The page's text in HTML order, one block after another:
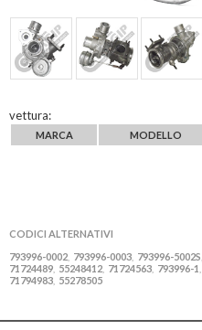
vettura:
MARCA MODELLO
CODICI ALTERNATIVI
793996-0002 793996-0003 793996-5002S
71724489 55248412 71724563 793996-1
71794983 55278505